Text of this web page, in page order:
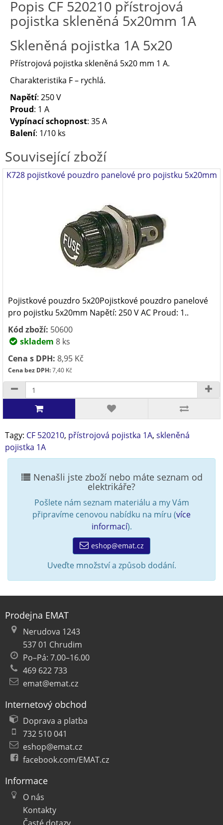
Popis CF 520210 přístrojová
pojistka skleněná 5x20mm 1A
Skleněná pojistka 1A 5x20
Přístrojová pojistka skleněná 5x20 mm 1 A.
Charakteristika F – rychlá.
Napětí: 250 V
Proud: 1 A
Vypínací schopnost: 35 A
Balení: 1/10 ks
Související zboží
K728 pojistkové pouzdro panelové pro pojistku 5x20mm
Pojistkové pouzdro 5x20Pojistkové pouzdro panelové
pro pojistku 5x20mm Napětí: 250 V AC Proud: 1..
Kód zboží: 50600
skladem 8 ks
Cena s DPH: 8,95 Kč
Cena bez DPH:7,40 Kč
Tagy: CF 520210, přístrojová pojistka 1A, skleněná
pojistka 1A
Nenašli jste zboží nebo máte seznam od
elektrikáře?
Pošlete nám seznam materiálu a my Vám
připravíme cenovou nabídku na míru (více
informací).
eshop@emat.cz
Uveďte množství a způsob dodání.
Prodejna EMAT
Nerudova 1243
537 01 Chrudim
Po–Pá: 7.00–16.00
469 622 733
emat@emat.cz
Internetový obchod
Doprava a platba
732 510 041
eshop@emat.cz
facebook.com/EMAT.cz
Informace
O nás
Kontakty